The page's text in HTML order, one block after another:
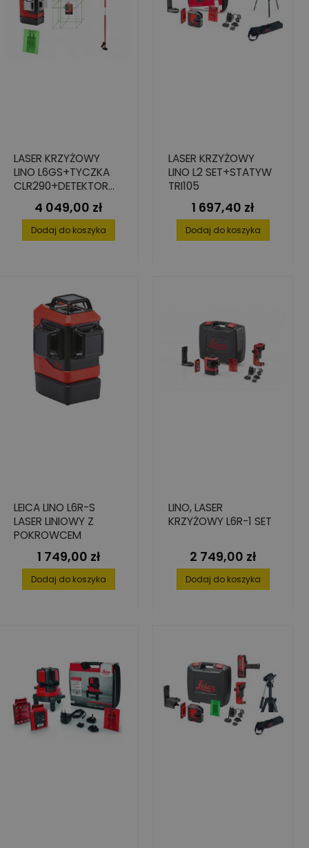
LASER KRZYŻOWY
LINO L6GS+TYCZKA
CLR290+DETEKTOR
RGR200
Cena
4 049,00 zł
Dodaj do koszyka
LASER KRZYŻOWY
LINO L2 SET+STATYW
TRI105
Cena
1 697,40 zł
Dodaj do koszyka
LEICA LINO L6R-S
LASER LINIOWY Z
POKROWCEM
Cena
1 749,00 zł
Dodaj do koszyka
LINO, LASER
KRZYŻOWY L6R-1 SET
Cena
2 749,00 zł
Dodaj do koszyka